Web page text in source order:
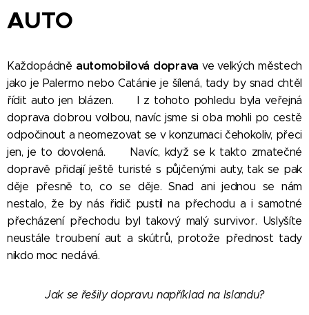
AUTO
Každopádně automobilová doprava ve velkých městech
jako je Palermo nebo Catánie je šílená, tady by snad chtěl
řídit auto jen blázen.
I z tohoto pohledu byla veřejná
doprava dobrou volbou, navíc jsme si oba mohli po cestě
odpočinout a neomezovat se v konzumaci čehokoliv, přeci
jen, je to dovolená.
Navíc, když se k takto zmatečné
dopravě přidají ještě turisté s půjčenými auty, tak se pak
děje přesně to, co se děje. Snad ani jednou se nám
nestalo, že by nás řidič pustil na přechodu a i samotné
přecházení přechodu byl takový malý survivor. Uslyšíte
neustále troubení aut a skútrů, protože přednost tady
nikdo moc nedává.
Jak se řešily dopravu například na Islandu?